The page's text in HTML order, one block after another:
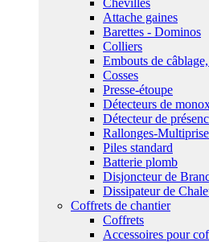
Chevilles
Attache gaines
Barettes - Dominos
Colliers
Embouts de
Cosses
Presse-étoupe
Détecteurs de
Détecteur de
Rallonges-
Piles standard
Batterie plomb
Disjoncteur de
Dissipateur de
Coffrets de chantier
Coffrets
Accessoires pour